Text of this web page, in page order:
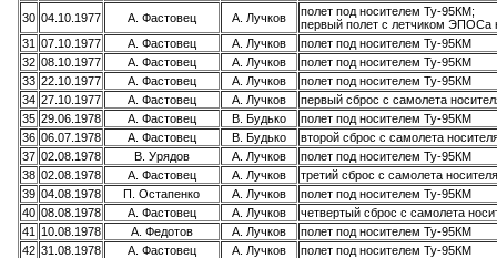
30 04.10.1977 А. Фастовец А. Лучков
полет под носителем Ту-95КМ;
первый полет с летчиком ЭПОСа
31 07.10.1977 А. Фастовец А. Лучков
полет под носителем Ту-95КМ
32 08.10.1977 А. Фастовец А. Лучков
полет под носителем Ту-95КМ
33 22.10.1977 А. Фастовец А. Лучков
полет под носителем Ту-95КМ
34 27.10.1977 А. Фастовец А. Лучков
первый сброс с самолета
35 29.06.1978 А. Фастовец В. Будько
полет под носителем Ту-95КМ
36 06.07.1978 А. Фастовец В. Будько
второй сброс с самолета
37 02.08.1978 В. Урядов А. Лучков
полет под носителем Ту-95КМ
38 02.08.1978 А. Фастовец А. Лучков
третий сброс с самолета
39 04.08.1978 П. Остапенко А. Лучков
полет под носителем Ту-95КМ
40 08.08.1978 А. Фастовец А. Лучков
четвертый сброс с самолета
41
10.08.1978 А. Федотов А. Лучков
полет под носителем Ту-95КМ
42 31.08.1978 А. Фастовец А. Лучков
полет под носителем Ту-95КМ